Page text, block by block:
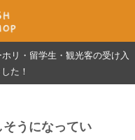
リ・留学生・観光客の受け入
た！
うになってい